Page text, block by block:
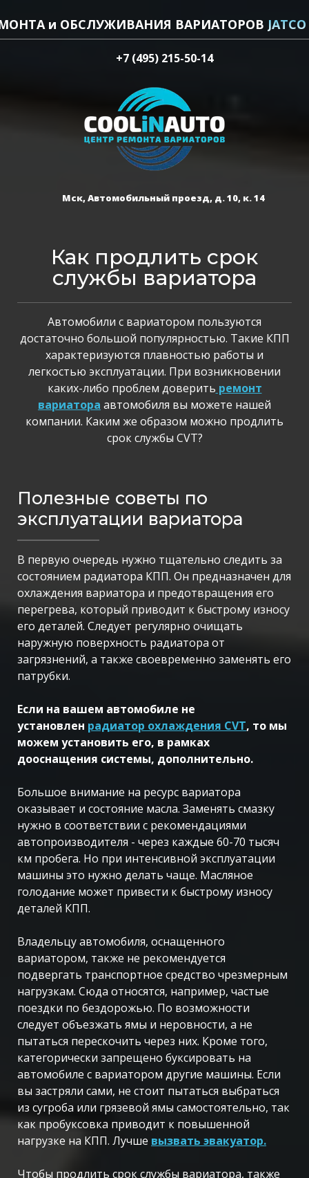
и ОБСЛУЖИВАНИЯ ВАРИАТОРОВ JATCO
+7 (495) 215-50-14
Мск, Автомобильный проезд, д. 10, к. 14
Как продлить срок
службы вариатора
Автомобили с вариатором пользуются
достаточно большой популярностью. Такие КПП
характеризуются плавностью работы и
легкостью эксплуатации. При возникновении
каких-либо проблем доверить ремонт
вариатора автомобиля вы можете нашей
компании. Каким же образом можно продлить
срок службы CVT?
Полезные советы по
эксплуатации вариатора
В первую очередь нужно тщательно следить за
состоянием радиатора КПП. Он предназначен для
охлаждения вариатора и предотвращения его
перегрева, который приводит к быстрому износу
его деталей. Следует регулярно очищать
наружную поверхность радиатора от
загрязнений, а также своевременно заменять его
патрубки.
Если на вашем автомобиле не
установлен радиатор охлаждения CVT, то мы
можем установить его, в рамках
дооснащения системы, дополнительно.
Большое внимание на ресурс вариатора
оказывает и состояние масла. Заменять смазку
нужно в соответствии с рекомендациями
автопроизводителя - через каждые 60-70 тысяч
км пробега. Но при интенсивной эксплуатации
машины это нужно делать чаще. Масляное
голодание может привести к быстрому износу
деталей КПП.
Владельцу автомобиля, оснащенного
вариатором, также не рекомендуется
подвергать транспортное средство чрезмерным
нагрузкам. Сюда относятся, например, частые
поездки по бездорожью. По возможности
следует объезжать ямы и неровности, а не
пытаться перескочить через них. Кроме того,
категорически запрещено буксировать на
автомобиле с вариатором другие машины. Если
вы застряли сами, не стоит пытаться выбраться
из сугроба или грязевой ямы самостоятельно, так
как пробуксовка приводит к повышенной
нагрузке на КПП. Лучше вызвать эвакуатор.
Чтобы продлить срок службы вариатора, также